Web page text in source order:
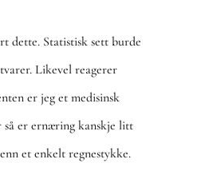
dette. Statistisk sett burde
Likevel reagerer
er jeg et medisinsk
så er ernæring kanskje litt
et enkelt regnestykke.